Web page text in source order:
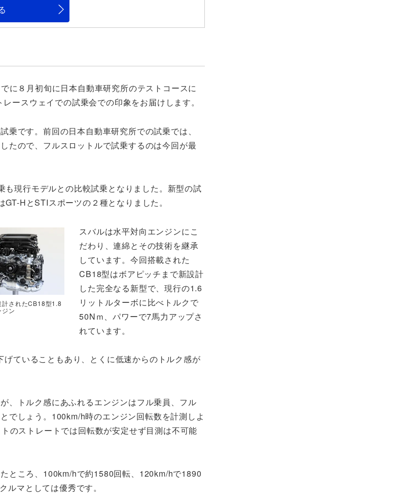
に８月初旬に日本自動車研究所のテストコースに
ースウェイでの試乗会での印象をお届けします。
乗です。前回の日本自動車研究所での試乗では、
たので、フルスロットルで試乗するのは今回が最
も現行モデルとの比較試乗となりました。新型の試
GT-HとSTIスポーツの２種となりました。
計されたCB18型1.8
ジン
スバルは水平対向エンジンにこ
だわり、連綿とその技術を継承
しています。今回搭載された
CB18型はボアピッチまで新設計
した完全なる新型で、現行の1.6
リットルターボに比べトルクで
50Nｍ、パワーで7馬力アップさ
れています。
ていることもあり、とくに低速からのトルク感が
、トルク感にあふれるエンジンはフル乗員、フル
でしょう。100km/h時のエンジン回転数を計測しよ
のストレートでは回転数が安定せず目測は不可能
ところ、100km/hで約1580回転、120km/hで1890
ルマとしては優秀です。